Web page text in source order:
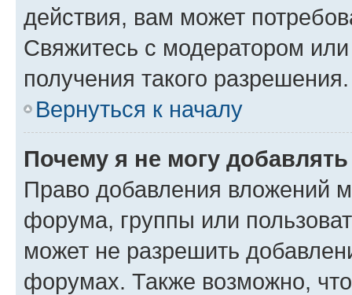
действия, вам может
Свяжитесь с модератором
получения такого разрешения.
Вернуться к началу
Почему я не могу
Право добавления вложений
форума, группы или
может не разрешить
форумах. Также возможно,